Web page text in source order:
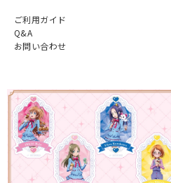
ご利用ガイド
Q&A
お問い合わせ